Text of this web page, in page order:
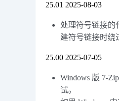
25.01 2025-08-03
处理符号链接的
建符号链接时绕
25.00 2025-07-05
Windows 版 7-
试。